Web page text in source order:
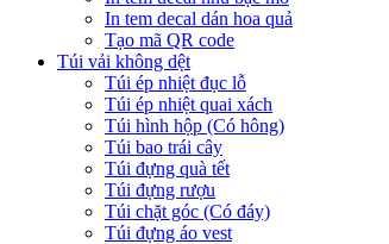
In tem decal dán hoa quả
Tạo mã QR code
Túi vải không dệt
Túi ép nhiệt đục lỗ
Túi ép nhiệt quai xách
Túi hình hộp (Có hông)
Túi bao trái cây
Túi đựng quà tết
Túi đựng rượu
Túi chặt góc (Có đáy)
Túi đựng áo vest